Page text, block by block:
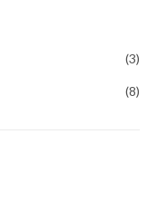
3
8